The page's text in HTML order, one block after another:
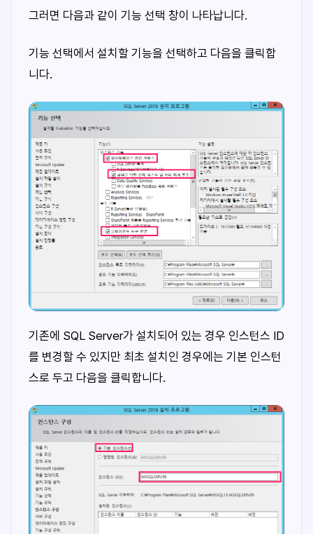
그러면 다음과 같이 기능 선택 창이 나타납니다.
기능 선택에서 설치할 기능을 선택하고 다음을 클릭합
니다.
기존에 SQL Server가 설치되어 있는 경우 인스턴스 ID
를 변경할 수 있지만 최초 설치인 경우에는 기본 인스턴
스로 두고 다음을 클릭합니다.